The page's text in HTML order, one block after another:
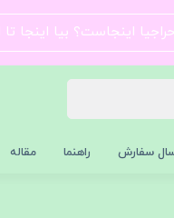
حراجیا اینجاست؟ بیا اینجا
سفارش راهنما مقاله